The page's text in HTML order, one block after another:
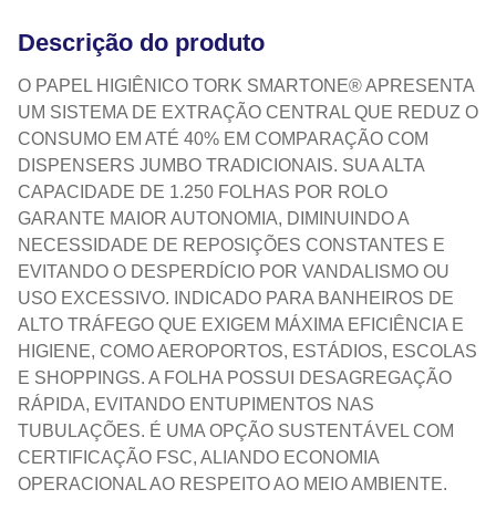
Descrição do produto
O PAPEL HIGIÊNICO TORK SMARTONE® APRESENTA
UM SISTEMA DE EXTRAÇÃO CENTRAL QUE REDUZ O
CONSUMO EM ATÉ 40% EM COMPARAÇÃO COM
DISPENSERS JUMBO TRADICIONAIS. SUA ALTA
CAPACIDADE DE 1.250 FOLHAS POR ROLO
GARANTE MAIOR AUTONOMIA, DIMINUINDO A
NECESSIDADE DE REPOSIÇÕES CONSTANTES E
EVITANDO O DESPERDÍCIO POR VANDALISMO OU
USO EXCESSIVO. INDICADO PARA BANHEIROS DE
ALTO TRÁFEGO QUE EXIGEM MÁXIMA EFICIÊNCIA E
HIGIENE, COMO AEROPORTOS, ESTÁDIOS, ESCOLAS
E SHOPPINGS. A FOLHA POSSUI DESAGREGAÇÃO
RÁPIDA, EVITANDO ENTUPIMENTOS NAS
TUBULAÇÕES. É UMA OPÇÃO SUSTENTÁVEL COM
CERTIFICAÇÃO FSC, ALIANDO ECONOMIA
OPERACIONAL AO RESPEITO AO MEIO AMBIENTE.